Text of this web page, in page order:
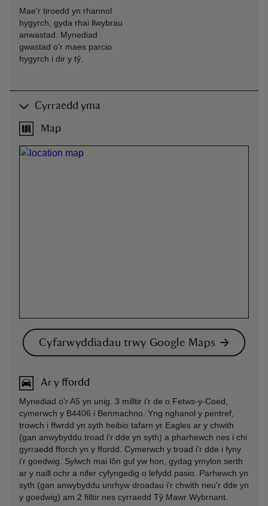
Mae'r tiroedd yn rhannol
hygyrch, gyda rhai llwybrau
anwastad. Mynediad
gwastad o'r maes parcio
hygyrch i dir y tŷ.
Cyrraedd yma
Map
Cyfarwyddiadau trwy Google Maps
Ar y ffordd
Mynediad o'r A5 yn unig. 3 milltir i'r de o Fetws-y-Coed,
cymerwch y B4406 i Benmachno. Yng nghanol y pentref,
trowch i ffwrdd yn syth heibio tafarn yr Eagles ar y chwith
(gan anwybyddu troad i'r dde yn syth) a pharhewch nes i chi
gyrraedd fforch yn y ffordd. Cymerwch y troad i'r dde i fyny
i'r goedwig. Sylwch mai lôn gul yw hon, gydag ymylon serth
ar y naill ochr a nifer cyfyngedig o lefydd pasio. Parhewch yn
syth (gan anwybyddu unrhyw droadau i'r chwith neu'r dde yn
y goedwig) am 2 filltir nes cyrraedd Tŷ Mawr Wybrnant.